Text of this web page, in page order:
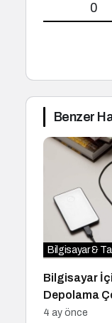
0
Benzer
Bilgisayar
Depolama
Bilgisayar &
4 ay önce